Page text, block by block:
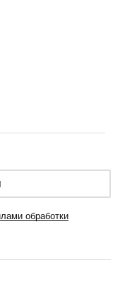
обработки